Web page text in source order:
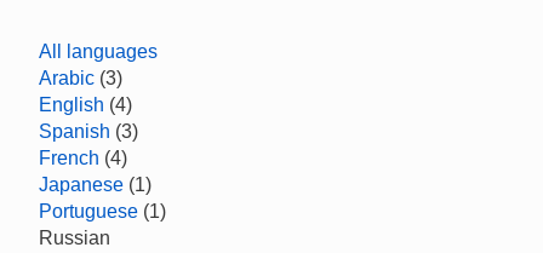
All languages
Arabic (3)
English (4)
Spanish (3)
French (4)
Japanese (1)
Portuguese (1)
Russian